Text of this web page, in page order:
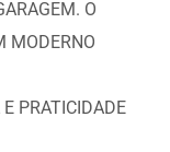
O
MODERNO
PRATICIDADE